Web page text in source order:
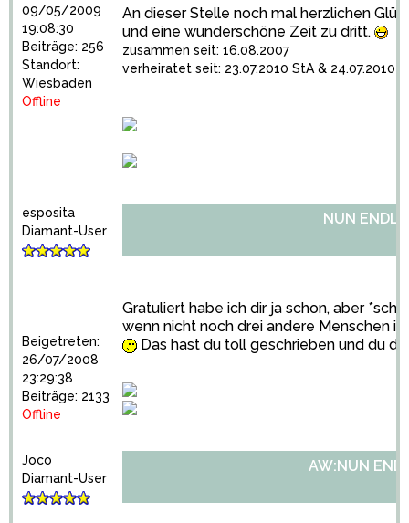
09/05/2009
19:08:30
Beiträge: 256
Standort:
Wiesbaden
Offline
An dieser Stelle noch mal herzlichen
und eine wunderschöne Zeit zu dritt.
zusammen seit: 16.08.2007
verheiratet seit: 23.07.2010 StA & 24.07.2010
esposita
Diamant-User
Beigetreten:
26/07/2008
23:29:38
Beiträge: 2133
Offline
NUN
Gratuliert habe ich dir ja schon, aber
wenn nicht noch drei andere Menschen
Das hast du toll geschrieben und du
Joco
Diamant-User
AW:NUN